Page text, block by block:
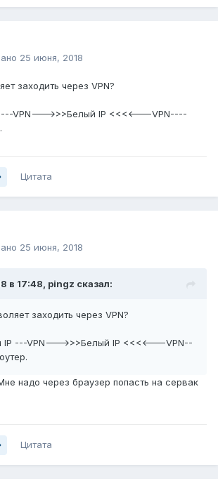
25 июня, 2018
заходить через VPN?
---VPN--->>>Белый IP <<<<---VPN----
Цитата
25 июня, 2018
в 17:48, pingz сказал:
заходить через VPN?
IP ---VPN--->>>Белый IP <<<<---VPN--
надо через браузер попасть на сервак
Цитата